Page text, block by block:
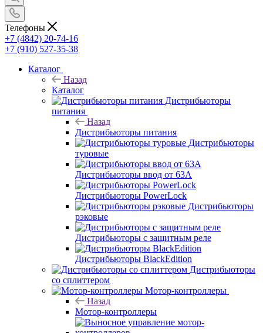
Телефоны
+7 (4842) 20-74-16
+7 (910) 527-35-38
Каталог
Назад
Каталог
Дистрибьюторы
питания
Назад
Дистрибьюторы питания
Дистрибьюторы
туровые
Дистрибьюторы ввод от 63A
Дистрибьюторы PowerLock
Дистрибьюторы
рэковые
Дистрибьюторы с защитным реле
Дистрибьюторы BlackEdition
Дистрибьюторы
со сплиттером
Мотор-контроллеры
Назад
Мотор-контроллеры